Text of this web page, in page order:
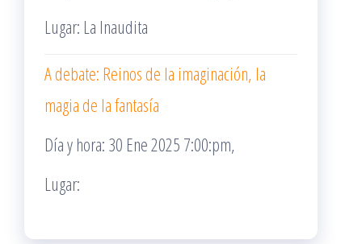
Lugar: La Inaudita
A debate: Reinos de la imaginación, la
magia de la fantasía
Día y hora: 30 Ene 2025 7:00:pm,
Lugar: